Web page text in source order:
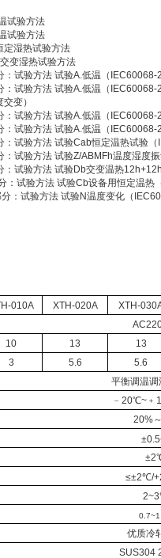
试验方法
试验方法
定湿热试验方法
变湿热试验方法
试验方法 试验A.低温（IEC60068-
试验方法 试验A.低温（IEC60068-
变）
试验方法 试验A.低温（IEC60068-
试验方法 试验A.低温（IEC60068-
试验方法 试验Cab恒定温热试验
试验方法 试验Z/ABMFh温度湿度
试验方法 试验Db交变温热
：试验方法 试验Cb设备用恒定温热
：试验方法 试验N温度变化（
010A XTH-020A XTH-
10 13 13
3 5.6 5.6
平衡调温调
20%
±0.5
≤±2℃/
优质冷
SUS304